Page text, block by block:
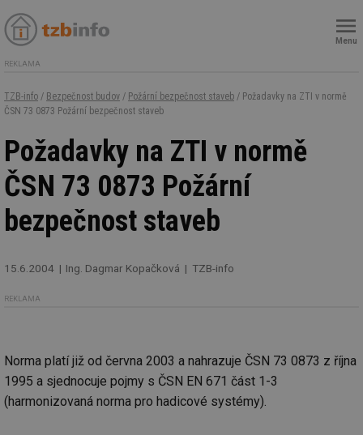
Menu
REKLAMA
TZB-info / Bezpečnost budov / Požární bezpečnost staveb / Požadavky na ZTI v normě
ČSN 73 0873 Požární bezpečnost staveb
Požadavky na ZTI v normě
ČSN 73 0873 Požární
bezpečnost staveb
15.6.2004 Ing. Dagmar Kopačková TZB-info
REKLAMA
Norma platí již od června 2003 a nahrazuje ČSN 73 0873 z října
1995 a sjednocuje pojmy s ČSN EN 671 část 1-3
(harmonizovaná norma pro hadicové systémy).